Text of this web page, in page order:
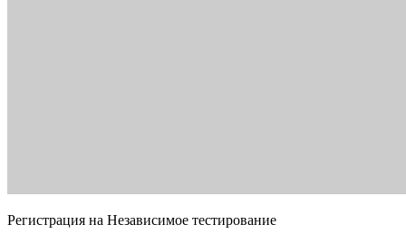
Регистрация на Независимое тестирование